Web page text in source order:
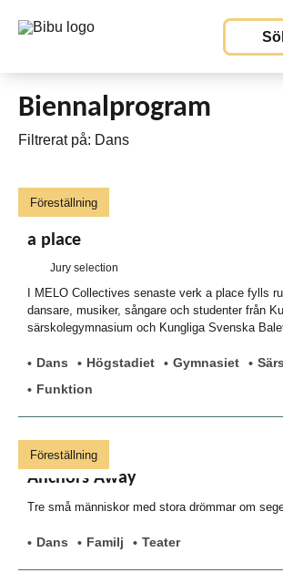
Biennalprogram
Filtrerat på: Dans
a place
Jury selection
Föreställning
I MELO Collectives senaste verk a place fylls
dansare, musiker, sångare och studenter från
särskolegymnasium och Kungliga Svenska
Dans Högstadiet Gymnasiet
Funktion
Anchors Away
Föreställning
Tre små människor med stora drömmar om
Dans Familj Teater